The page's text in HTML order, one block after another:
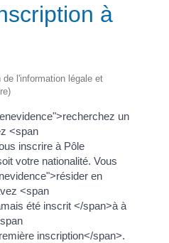
à
l'information légale et
un
<span
inscrire à Pôle
votre nationalité. Vous
en
<span
été inscrit </span>à à
inscription</span>.